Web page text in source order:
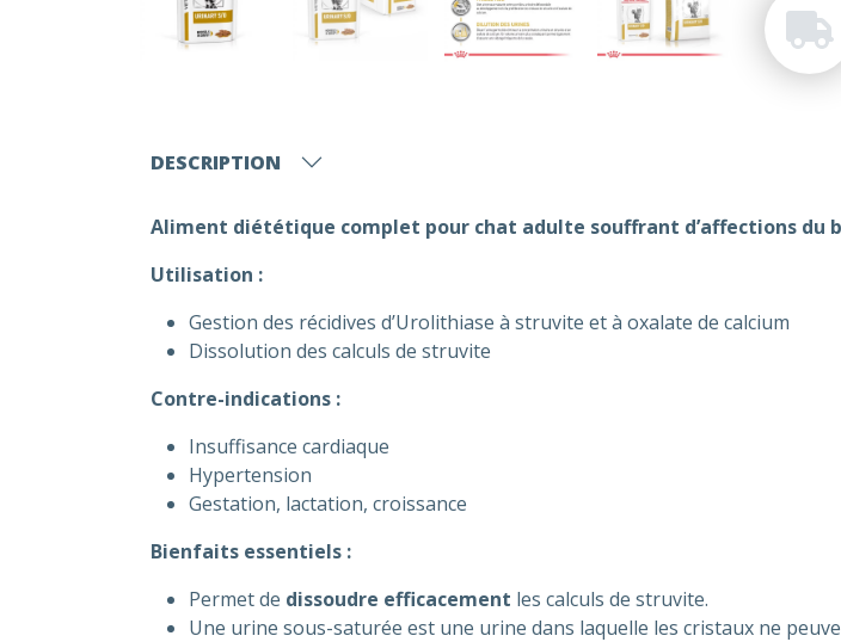
DESCRIPTION
Aliment diététique complet pour chat adulte souffrant d’affections du
Utilisation :
Gestion des récidives d’Urolithiase à struvite et à oxalate de calcium
Dissolution des calculs de struvite
Contre-indications :
Insuffisance cardiaque
Hypertension
Gestation, lactation, croissance
Bienfaits essentiels :
Permet de dissoudre efficacement les calculs de struvite.
Une urine sous-saturée est une urine dans laquelle les cristaux ne